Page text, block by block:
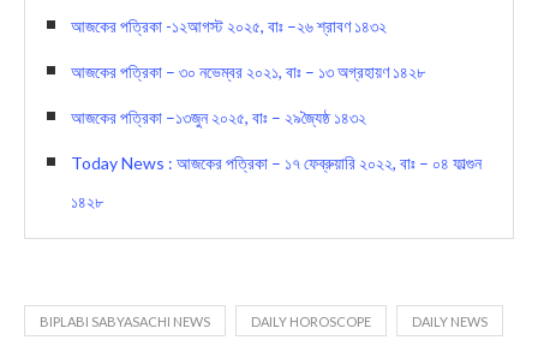
আজকের পত্রিকা -১২আগস্ট ২০২৫, বাঃ –২৬ শ্রাবণ ১৪৩২
আজকের পত্রিকা – ৩০ নভেম্বর ২০২১, বাঃ – ১৩ অগ্রহায়ণ ১৪২৮
আজকের পত্রিকা –১৩জুন ২০২৫, বাঃ – ২৯জ্যৈষ্ঠ ১৪৩২
Today News : আজকের পত্রিকা – ১৭ ফেব্রুয়ারি ২০২২, বাঃ – ০৪ ফাল্গুন
১৪২৮
BIPLABI SABYASACHI NEWS DAILY HOROSCOPE DAILY NEWS